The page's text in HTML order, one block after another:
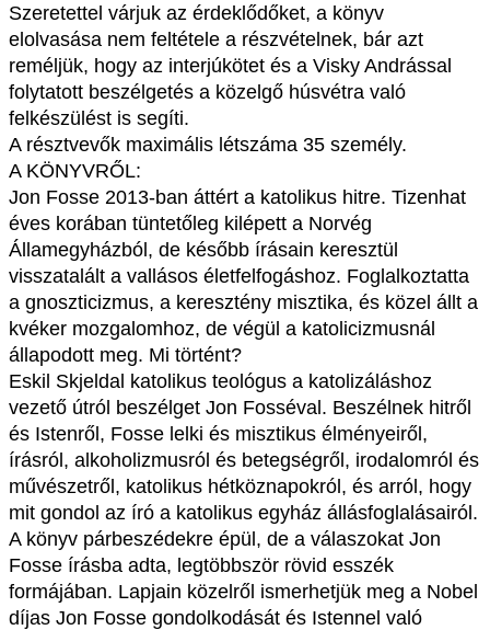
Szeretettel várjuk az érdeklődőket, a könyv
elolvasása nem feltétele a részvételnek, bár azt
reméljük, hogy az interjúkötet és a Visky Andrással
folytatott beszélgetés a közelgő húsvétra való
felkészülést is segíti.
A résztvevők maximális létszáma 35 személy.
A KÖNYVRŐL:
Jon Fosse 2013-ban áttért a katolikus hitre. Tizenhat
éves korában tüntetőleg kilépett a Norvég
Államegyházból, de később írásain keresztül
visszatalált a vallásos életfelfogáshoz. Foglalkoztatta
a gnoszticizmus, a keresztény misztika, és közel állt a
kvéker mozgalomhoz, de végül a katolicizmusnál
állapodott meg. Mi történt?
Eskil Skjeldal katolikus teológus a katolizáláshoz
vezető útról beszélget Jon Fosséval. Beszélnek hitről
és Istenről, Fosse lelki és misztikus élményeiről,
írásról, alkoholizmusról és betegségről, irodalomról és
művészetről, katolikus hétköznapokról, és arról, hogy
mit gondol az író a katolikus egyház állásfoglalásairól.
A könyv párbeszédekre épül, de a válaszokat Jon
Fosse írásba adta, legtöbbször rövid esszék
formájában. Lapjain közelről ismerhetjük meg a Nobel
díjas Jon Fosse gondolkodását és Istennel való